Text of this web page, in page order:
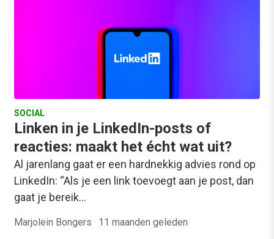
SOCIAL
Linken in je LinkedIn-posts of
reacties: maakt het écht wat uit?
Al jarenlang gaat er een hardnekkig advies rond op
LinkedIn: “Als je een link toevoegt aan je post, dan
gaat je bereik…
Marjolein Bongers · 11 maanden geleden